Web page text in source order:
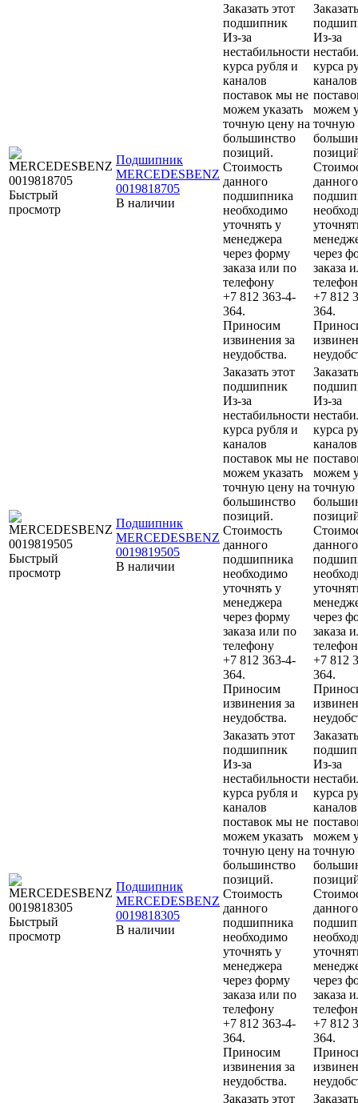
Быстрый
просмотр
Подшипник
MERCEDESBENZ
0019818705
В наличии
Заказать этот
подшипник
Из-за
нестабильности
курса рубля и
каналов
поставок мы не
можем указать
точную цену на
большинство
позиций.
Стоимость
данного
подшипника
необходимо
уточнять у
менеджера
через форму
заказа или по
телефону
+7 812 363-4-
364.
Приносим
извинения за
неудобства.
Из-за
курса
каналов
можем
точную
данного
через
заказа
+7 812
364.
Быстрый
просмотр
Подшипник
MERCEDESBENZ
0019819505
В наличии
Заказать этот
подшипник
Из-за
нестабильности
курса рубля и
каналов
поставок мы не
можем указать
точную цену на
большинство
позиций.
Стоимость
данного
подшипника
необходимо
уточнять у
менеджера
через форму
заказа или по
телефону
+7 812 363-4-
364.
Приносим
извинения за
неудобства.
Из-за
курса
каналов
можем
точную
данного
через
заказа
+7 812
364.
Быстрый
просмотр
Подшипник
MERCEDESBENZ
0019818305
В наличии
Заказать этот
подшипник
Из-за
нестабильности
курса рубля и
каналов
поставок мы не
можем указать
точную цену на
большинство
позиций.
Стоимость
данного
подшипника
необходимо
уточнять у
менеджера
через форму
заказа или по
телефону
+7 812 363-4-
364.
Приносим
извинения за
неудобства.
Из-за
курса
каналов
можем
точную
данного
через
заказа
+7 812
364.
Заказать этот